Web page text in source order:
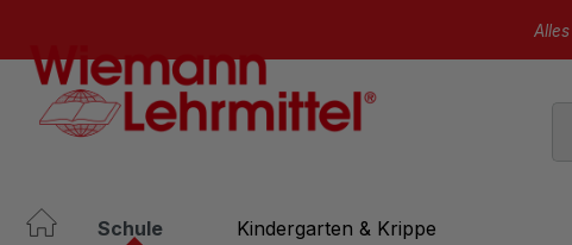
Schule Kindergarten & Krippe